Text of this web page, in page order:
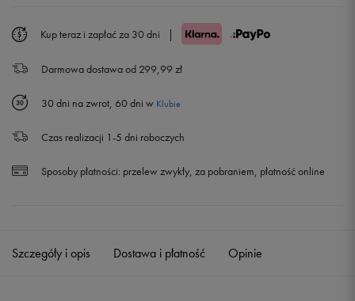
36,5 23,5 cm
37,5 23,5 cm
38 24 cm
Kup teraz i zapłać za 30 dni |
Darmowa dostawa od 299,99 zł
30 dni na zwrot, 60 dni w Klubie
Czas realizacji 1-5 dni roboczych
Sposoby płatności: przelew zwykły, za pobraniem, płatność online
Szczegóły i opis Dostawa i płatność Opinie